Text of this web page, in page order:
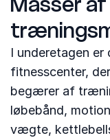
I underetagen er
fitnesscenter,
begærer af
løbebånd,
vægte,